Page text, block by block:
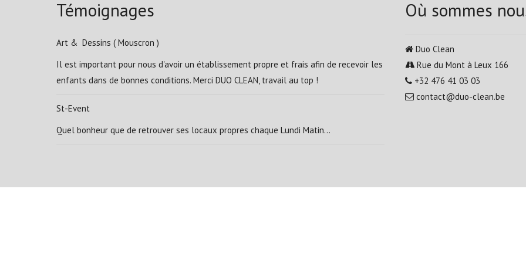
Témoignages
Art & Dessins ( Mouscron )
Il est important pour nous d'avoir un établissement propre et frais afin de recevoir les
enfants dans de bonnes conditions. Merci DUO CLEAN, travail au top !
St-Event
Quel bonheur que de retrouver ses locaux propres chaque Lundi Matin...
Où sommes
Duo Clean
Rue du Mont à Leux 166
+32 476 41 03 03
contact@duo-clean.be